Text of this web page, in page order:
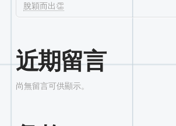
脫穎而出👏
近期留言
尚無留言可供顯示。